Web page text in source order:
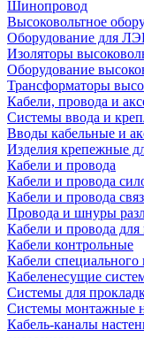
Шинопровод
Высоковольтное
Оборудование для
Изоляторы
Оборудование
Трансформаторы
Кабели, провода и
Системы ввода и
Вводы кабельные и
Изделия крепежные
Кабели и провода
Кабели и провода
Кабели и провода
Провода и шнуры
Кабели и провода
Кабели контрольные
Кабели специального
Кабеленесущие
Системы для
Системы монтажные
Кабель-каналы